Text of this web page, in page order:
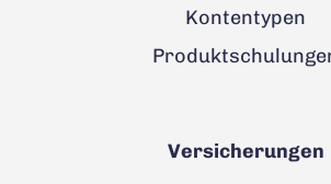
Kontentypen
Versicherungen